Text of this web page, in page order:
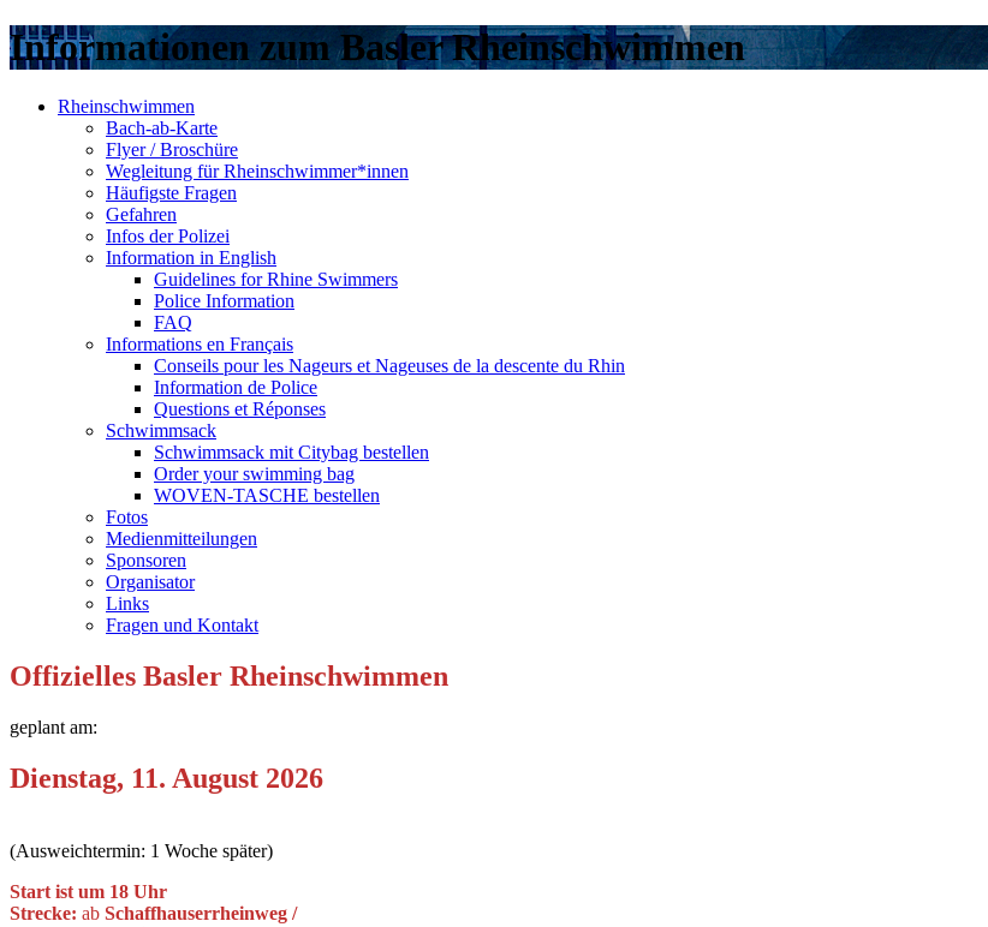
Informationen zum Basler Rheinschwimmen
Rheinschwimmen
Bach-ab-Karte
Flyer / Broschüre
Wegleitung für Rheinschwimmer*innen
Häufigste Fragen
Gefahren
Infos der Polizei
Information in English
Guidelines for Rhine Swimmers
Police Information
FAQ
Informations en Français
Conseils pour les Nageurs et Nageuses de la descente du Rhin
Information de Police
Questions et Réponses
Schwimmsack
Schwimmsack mit Citybag bestellen
Order your swimming bag
WOVEN-TASCHE bestellen
Fotos
Medienmitteilungen
Sponsoren
Organisator
Links
Fragen und Kontakt
Offizielles Basler Rheinschwimmen
geplant am:
Dienstag, 11. August 2026
(Ausweichtermin: 1 Woche später)
Start ist um 18 Uhr
Strecke: ab Schaffhauserrheinweg /